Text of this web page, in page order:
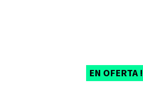
EN OFERTA !